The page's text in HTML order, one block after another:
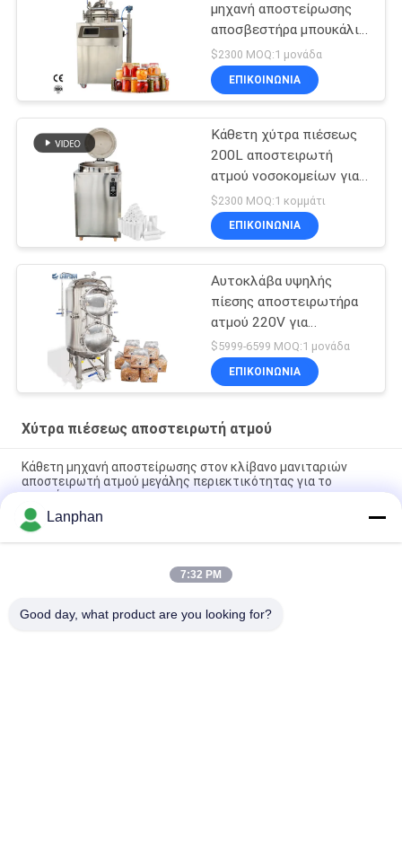
μηχανή αποστείρωσης
αποσβεστήρα μπουκάλι
ατμού νερού μπάνιου
Τρώσιμο μύκητα
$2300 MOQ:1 μονάδα
ΕΠΙΚΟΙΝΩΝΙΑ
Κάθετη χύτρα πιέσεως
200L αποστειρωτή
ατμού νοσοκομείων για
οδοντικό 0.22MPa
$2300 MOQ:1 κομμάτι
ΕΠΙΚΟΙΝΩΝΙΑ
Αυτοκλάβα υψηλής
πίεσης αποστειρωτήρα
ατμού 220V για
καλλιέργεια μανιταριών
$5999-6599 MOQ:1 μονάδα
ΕΠΙΚΟΙΝΩΝΙΑ
Χύτρα πιέσεως αποστειρωτή ατμού
Κάθετη μηχανή αποστείρωσης στον κλίβανο μανιταριών
αποστειρωτή ατμού μεγάλης περιεκτικότητας για το
μανιτάρι
Υψηλής θερμοκρασίας Αυτοκλάβος Τρόφιμα Ατμοβάνιο
Αποστειρωτήρα Ιατρικού Αυτοκλάβου Αποστειρωτήρα
Υδρολουμάνι κατακόρυφη αντίσταση της πίεσης αυτοκλάβα
Lanphan
7:32 PM
Good day, what product are you looking for?